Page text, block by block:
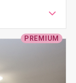
PREMIUM